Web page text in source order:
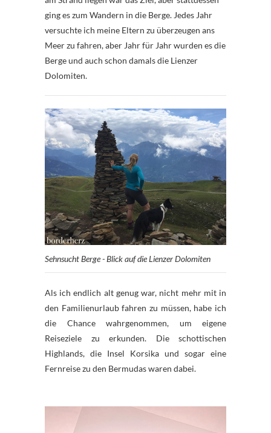
ging es zum Wandern in die Berge. Jedes Jahr
versuchte ich meine Eltern zu überzeugen ans
Meer zu fahren, aber Jahr für Jahr wurden es die
Berge und auch schon damals die Lienzer
Dolomiten.
Sehnsucht Berge - Blick auf die Lienzer Dolomiten
Als ich endlich alt genug war, nicht mehr mit in
den Familienurlaub fahren zu müssen, habe ich
die Chance wahrgenommen, um eigene
Reiseziele zu erkunden. Die schottischen
Highlands, die Insel Korsika und sogar eine
Fernreise zu den Bermudas waren dabei.